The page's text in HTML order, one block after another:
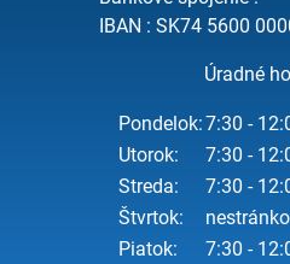
IBAN : SK74 5600
Úradné
Pondelok:7:30 -
Utorok:
7:30 -
Streda:
7:30 -
Štvrtok:
Piatok:
7:30 -